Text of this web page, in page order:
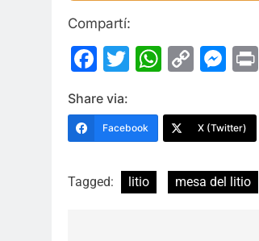
Compartí:
Facebook
TwitterCopy
Share via:
Facebook X (Twitter)
Tagged: litio mesa del litio